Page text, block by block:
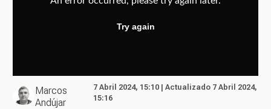
Marcos
Andújar
7 Abril 2024, 15:10 | Actualizado 7 Abril 2024,
15:16